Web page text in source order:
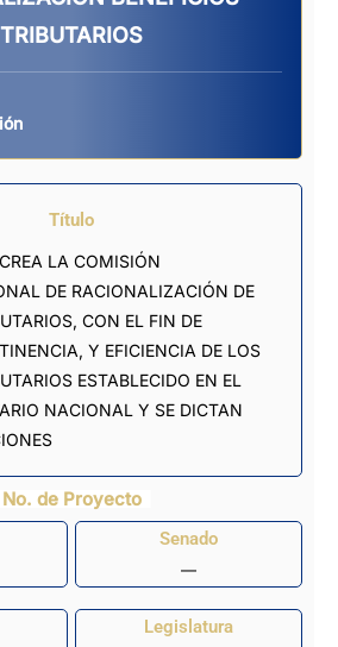
TRIBUTARIOS
Título
LA COMISIÓN
DE RACIONALIZACIÓN DE
CON EL FIN DE
Y EFICIENCIA DE LOS
ESTABLECIDO EN EL
NACIONAL Y SE DICTAN
No. de Proyecto
Senado
—
Legislatura